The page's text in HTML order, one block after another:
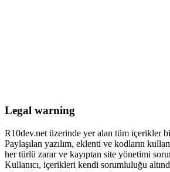
Legal warning
R10dev.net üzerinde yer alan tüm içerikler
Paylaşılan yazılım, eklenti ve kodların
her türlü zarar ve kayıptan site yönetimi
Kullanıcı, içerikleri kendi sorumluluğu